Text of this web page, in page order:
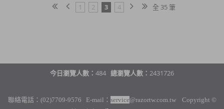
1 2 3 4 全 35 筆
今日瀏覽人數： 484 總瀏覽人數： 2431726
聯絡電話：(02)7709-9576 E-mail： service@razortw.com.tw Copyright ©